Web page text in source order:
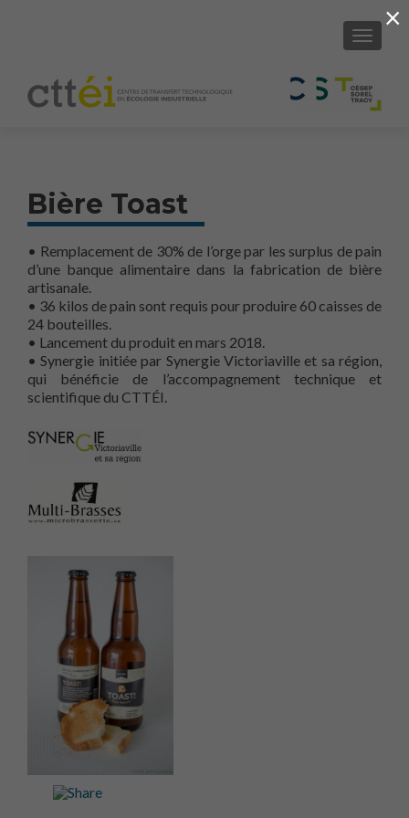
Bière Toast
• Remplacement de 30% de l’orge par les surplus de pain
d’une banque alimentaire dans la fabrication de bière
artisanale.
• 36 kilos de pain sont requis pour produire 60 caisses de
24 bouteilles.
• Lancement du produit en mars 2018.
• Synergie initiée par Synergie Victoriaville et sa région,
qui bénéficie de l’accompagnement technique et
scientifique du CTTÉI.
×